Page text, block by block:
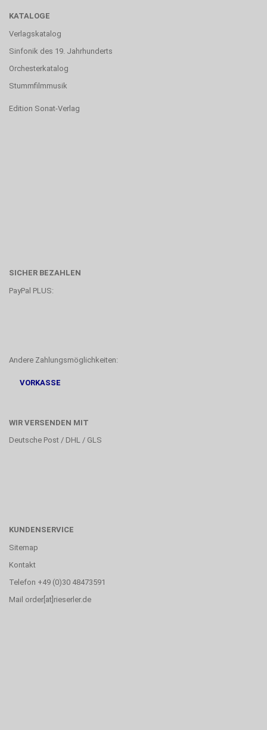
KATALOGE
Verlagskatalog
Sinfonik des 19. Jahrhunderts
Orchesterkatalog
Stummfilmmusik
Edition Sonat-Verlag
SICHER BEZAHLEN
PayPal PLUS:
Andere Zahlungsmöglichkeiten:
VORKASSE
WIR VERSENDEN MIT
Deutsche Post / DHL / GLS
KUNDENSERVICE
Sitemap
Kontakt
Telefon +49 (0)30 48473591
Mail order[at]rieserler.de